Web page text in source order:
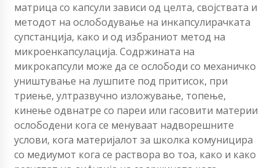
матрица со капсули зависи од целта, својствата и
методот на ослободување на инкапсулирачката
супстанција, како и од избраниот метод на
микроенкапсулација. Содржината на
микрокапсули може да се ослободи со механичко
уништување на лушпите под притисок, при
триење, ултразвучно изложување, топење,
кинење одвнатре со пареи или гасовити материи
ослободени кога се менуваат надворешните
услови, кога материјалот за школка комуницира
со медиумот кога се раствора во тоа, како и како